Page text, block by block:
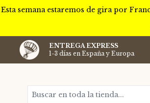
Esta semana estaremos de gira por
ENTREGA EXPRESS
1-3 días en España y Europa
Buscar en toda la tienda...